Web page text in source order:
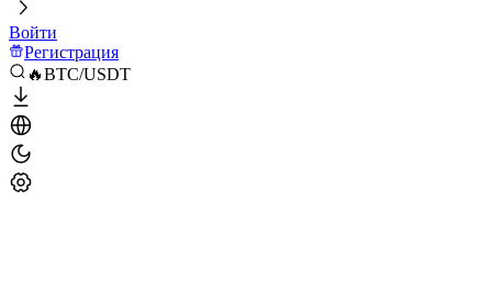
Войти
Регистрация
🔥BTC/USDT